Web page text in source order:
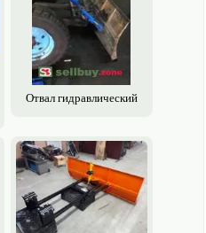
Отвал гидравлический